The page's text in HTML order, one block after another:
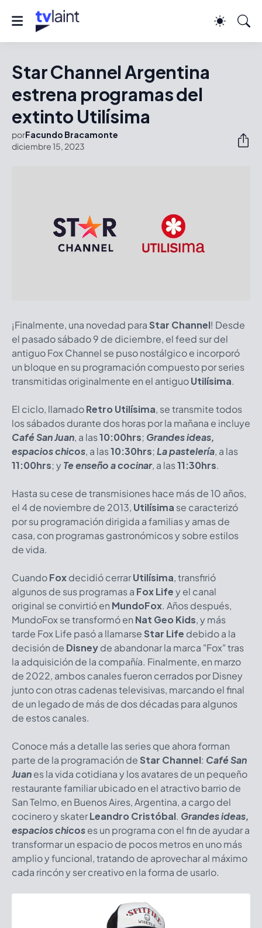
Star Channel Argentina
estrena programas del
extinto Utilísima
porFacundo Bracamonte
diciembre 15, 2023
¡Finalmente, una novedad para Star Channel! Desde
el pasado sábado 9 de diciembre, el feed sur del
antiguo Fox Channel se puso nostálgico e incorporó
un bloque en su programación compuesto por series
transmitidas originalmente en el antiguoUtilísima.
El ciclo, llamadoRetro Utilísima, se transmite todos
los sábados durante dos horas por la mañana e incluye
Café San Juan, a las10:00hrs; Grandes ideas,
espacios chicos, a las10:30hrs;La pastelería, a las
11:00hrs; yTe enseño a cocinar, a las11:30hrs.
Hasta su cese de transmisiones hace más de 10 años,
el 4 de noviembre de 2013, Utilísima se caracterizó
por su programación dirigida a familias y amas de
casa, con programas gastronómicos y sobre estilos
de vida.
CuandoFoxdecidió cerrarUtilísima, transfirió
algunos de sus programas a Fox Lifey el canal
original se convirtió en MundoFox. Años después,
MundoFox se transformó en Nat Geo Kids, y más
tarde Fox Life pasó a llamarse Star Life debido a la
decisión de Disneyde abandonar la marca "Fox" tras
la adquisición de la compañía. Finalmente, en marzo
de 2022, ambos canales fueron cerrados por Disney
junto con otras cadenas televisivas, marcando el final
de un legado de más de dos décadas para algunos
de estos canales.
Conoce más a detalle las series que ahora forman
parte de la programación de Star Channel: Café San
Juanes la vida cotidiana y los avatares de un pequeño
restaurante familiar ubicado en el atractivo barrio de
San Telmo, en Buenos Aires, Argentina, a cargo del
cocinero y skaterLeandro Cristóbal. Grandes ideas,
espacios chicoses un programa con el fin de ayudar a
transformar un espacio de pocos metros en uno más
amplio y funcional, tratando de aprovechar al máximo
cada rincón y ser creativo en la forma de usarlo.